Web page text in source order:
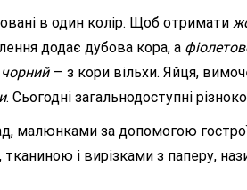
в один колір. Щоб отримати
додає дубова кора, а
чорний— з кори вільхи. Яйця,
. Сьогодні загальнодоступні
малюнками за допомогою
і вирізками з паперу,